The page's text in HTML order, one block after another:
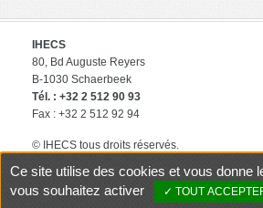
IHECS
80, Bd Auguste Reyers
B-1030 Schaerbeek
Tél. : +32 2 512 90 93
Fax : +32 2 512 92 94
© IHECS tous droits réservés.
Contact
Politique de protection
des données privées
Ce site utilise des cookies et vous donne
vous souhaitez activer
TOUT